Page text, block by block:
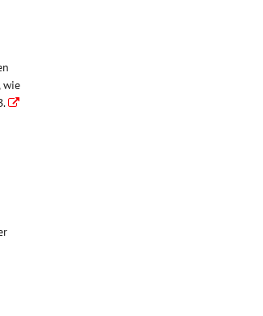
wie